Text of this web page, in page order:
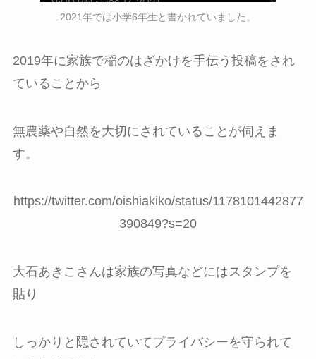
2021年では小学6年生と書かれていました。
2019年に家族で稲のはざかけを手伝う投稿をされ
ていることから
無農薬や自然を大切にされていることが伺えま
す。
https://twitter.com/oishiakiko/status/1178101442877
390849?s=20
大石あきこさんは家族の写真などにはスタンプを
貼り
しっかりと隠されていてプライバシーを守られて